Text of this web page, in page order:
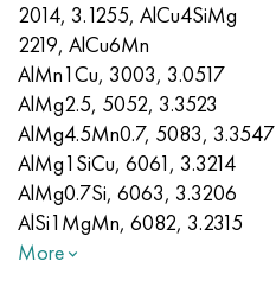
2014, 3.1255, AlCu4SiMg
2219, AlCu6Mn
AlMn1Cu, 3003, 3.0517
AlMg2.5, 5052, 3.3523
AlMg4.5Mn0.7, 5083, 3.3547
AlMg1SiCu, 6061, 3.3214
AlMg0.7Si, 6063, 3.3206
AlSi1MgMn, 6082, 3.2315
More